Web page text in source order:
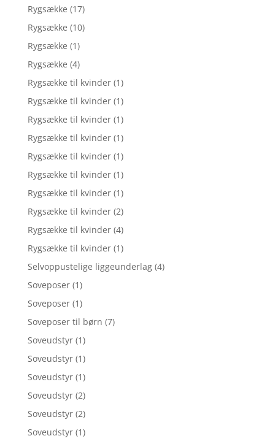
Rygsække (17)
Rygsække (10)
Rygsække (1)
Rygsække (4)
Rygsække til kvinder (1)
Rygsække til kvinder (1)
Rygsække til kvinder (1)
Rygsække til kvinder (1)
Rygsække til kvinder (1)
Rygsække til kvinder (1)
Rygsække til kvinder (1)
Rygsække til kvinder (2)
Rygsække til kvinder (4)
Rygsække til kvinder (1)
Selvoppustelige liggeunderlag (4)
Soveposer (1)
Soveposer (1)
Soveposer til børn (7)
Soveudstyr (1)
Soveudstyr (1)
Soveudstyr (1)
Soveudstyr (2)
Soveudstyr (2)
Soveudstyr (1)